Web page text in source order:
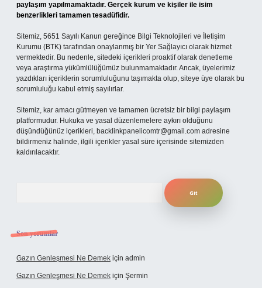
paylaşım yapılmamaktadır. Gerçek kurum ve kişiler ile isim
benzerlikleri tamamen tesadüfidir.
Sitemiz, 5651 Sayılı Kanun gereğince Bilgi Teknolojileri ve İletişim
Kurumu (BTK) tarafından onaylanmış bir Yer Sağlayıcı olarak hizmet
vermektedir. Bu nedenle, sitedeki içerikleri proaktif olarak denetleme
veya araştırma yükümlülüğümüz bulunmamaktadır. Ancak, üyelerimiz
yazdıkları içeriklerin sorumluluğunu taşımakta olup, siteye üye olarak bu
sorumluluğu kabul etmiş sayılırlar.
Sitemiz, kar amacı gütmeyen ve tamamen ücretsiz bir bilgi paylaşım
platformudur. Hukuka ve yasal düzenlemelere aykırı olduğunu
düşündüğünüz içerikleri, backlinkpanelicomtr@gmail.com adresine
bildirmeniz halinde, ilgili içerikler yasal süre içerisinde sitemizden
kaldırılacaktır.
Son yorumlar
Gazın Genleşmesi Ne Demek için admin
Gazın Genleşmesi Ne Demek için Şermin